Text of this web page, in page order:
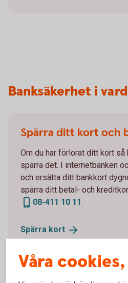
Banksäkerhet i
Spärra ditt kort och
Om du har förlorat ditt kort
spärra det. I internetbanken
och ersätta ditt bankkort
spärra ditt betal- och
08-411 10 11.
Spärra kort
Våra